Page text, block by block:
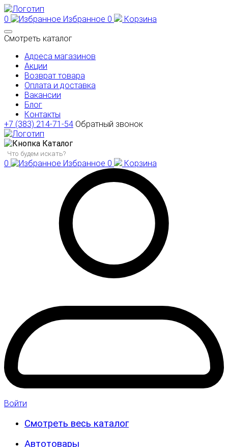
0 Избранное 0
Корзина
Смотреть каталог
Адреса магазинов
Акции
Возврат товара
Оплата и доставка
Вакансии
Блог
Контакты
+7 (383) 214-71-54 Обратный звонок
Каталог
0 Избранное 0 Корзина
Войти
Смотреть весь каталог
Автотовары